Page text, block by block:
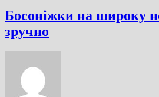
Босоніжки на широку
зручно